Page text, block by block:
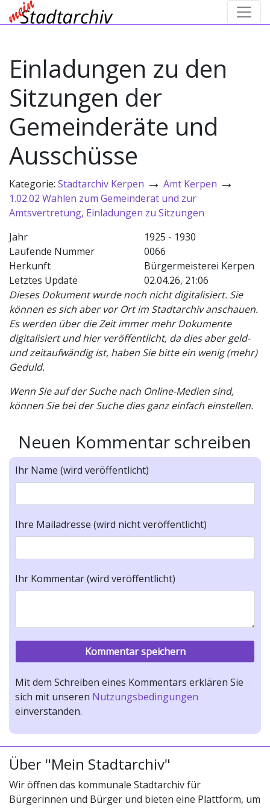
Einladungen zu den
Sitzungen der
Gemeinderäte und
Ausschüsse
Kategorie: Stadtarchiv Kerpen → Amt Kerpen →
1.02.02 Wahlen zum Gemeinderat und zur
Amtsvertretung, Einladungen zu Sitzungen
Jahr
1925 - 1930
Laufende Nummer
0066
Herkunft
Bürgermeisterei Kerpen
Letztes Update
02.04.26, 21:06
Dieses Dokument wurde noch nicht digitalisiert. Sie
können es sich aber vor Ort im Stadtarchiv anschauen.
Es werden über die Zeit immer mehr Dokumente
digitalisiert und hier veröffentlicht, da dies aber geld-
und zeitaufwändig ist, haben Sie bitte ein wenig (mehr)
Geduld.
Wenn Sie auf der Suche nach Online-Medien sind,
können Sie bei der Suche dies ganz einfach einstellen.
Neuen Kommentar schreiben
Ihr Name (wird veröffentlicht)
Ihre Mailadresse (wird nicht veröffentlicht)
Ihr Kommentar (wird veröffentlicht)
Mit dem Schreiben eines Kommentars erklären Sie
sich mit unseren Nutzungsbedingungen
einverstanden.
Über "Mein Stadtarchiv"
Wir öffnen das kommunale Stadtarchiv für
Bürgerinnen und Bürger und bieten eine Plattform, um